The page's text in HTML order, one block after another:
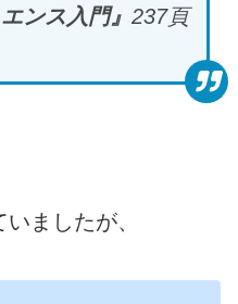
エンス入門』 237頁
ましたが、